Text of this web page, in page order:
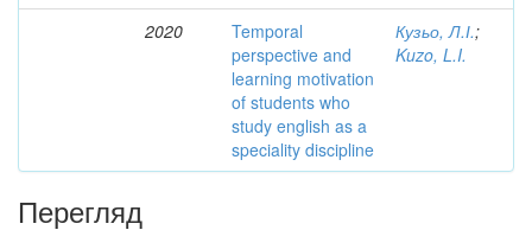
2020
Temporal
perspective and
learning motivation
of students who
study english as a
speciality discipline
Кузьо, Л.І.;
Kuzo, L.I.
Перегляд